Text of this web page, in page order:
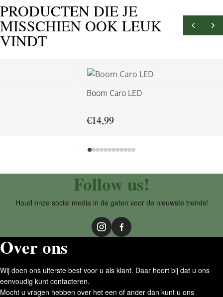
PRODUCTEN DIE JE
MISSCHIEN OOK LEUK
VINDT
Boom Caro LED
€14,99
Follow us!
Houd onze social media in de gaten voor de nieuwste trends!
Over ons
Wij doen ons uiterste best voor u als klant. Daar hoort bij dat u ons
eenvoudig kunt contacteren.
Mocht u vragen hebben over het een of ander dan kunt u ons